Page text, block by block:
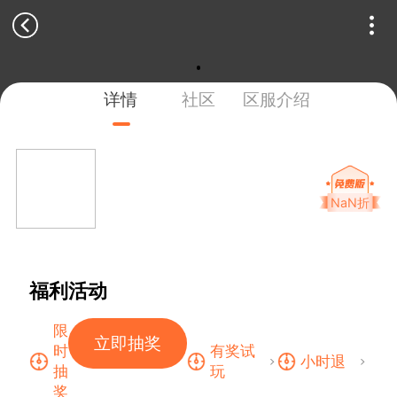
详情 社区 区服介绍
NaN折
福利活动
限
时
抽
奖
立即抽奖
有奖试
玩
小时退